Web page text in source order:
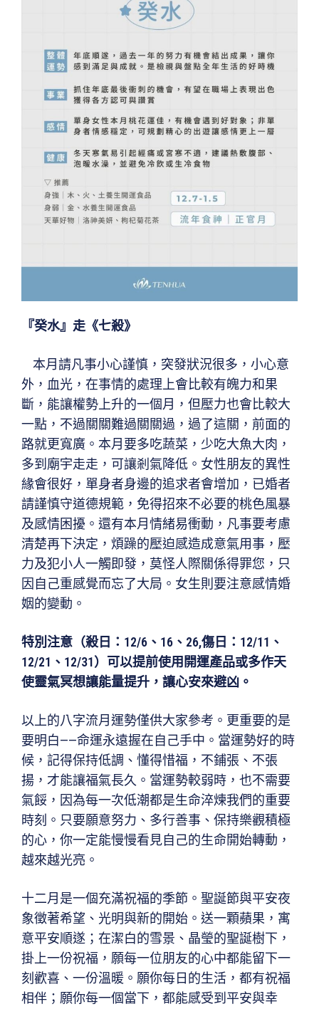
『癸水』走《七殺》
本月請凡事小心謹慎，突發狀況很多，小心意
外，血光，在事情的處理上會比較有魄力和果
斷，能讓權勢上升的一個月，但壓力也會比較大
一點，不過關關難過關關過，過了這關，前面的
路就更寬廣。本月要多吃蔬菜，少吃大魚大肉，
多到廟宇走走，可讓剎氣降低。女性朋友的異性
緣會很好，單身者身邊的追求者會增加，已婚者
請謹慎守道德規範，免得招來不必要的桃色風暴
及感情困擾。還有本月情緒易衝動，凡事要考慮
清楚再下決定，煩躁的壓迫感造成意氣用事，壓
力及犯小人一觸即發，莫怪人際關係得罪您，只
因自己重感覺而忘了大局。女生則要注意感情婚
姻的變動。
特別注意（殺日：12/6、16、26,傷日：12/11、
12/21、12/31）可以提前使用開運產品或多作天
使靈氣冥想讓能量提升，讓心安來避凶。
以上的八字流月運勢僅供大家參考。更重要的是
要明白——命運永遠握在自己手中。當運勢好的時
候，記得保持低調、懂得惜福，不鋪張、不張
揚，才能讓福氣長久。當運勢較弱時，也不需要
氣餒，因為每一次低潮都是生命淬煉我們的重要
時刻。只要願意努力、多行善事、保持樂觀積極
的心，你一定能慢慢看見自己的生命開始轉動，
越來越光亮。
十二月是一個充滿祝福的季節。聖誕節與平安夜
象徵著希望、光明與新的開始。送一顆蘋果，寓
意平安順遂；在潔白的雪景、晶瑩的聖誕樹下，
掛上一份祝福，願每一位朋友的心中都能留下一
刻歡喜、一份溫暖。願你每日的生活，都有祝福
相伴；願你每一個當下，都能感受到平安與幸